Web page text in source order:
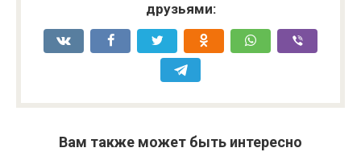
друзьями:
Вам также может быть интересно